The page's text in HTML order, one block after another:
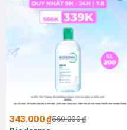
343.000 ₫560.000 ₫